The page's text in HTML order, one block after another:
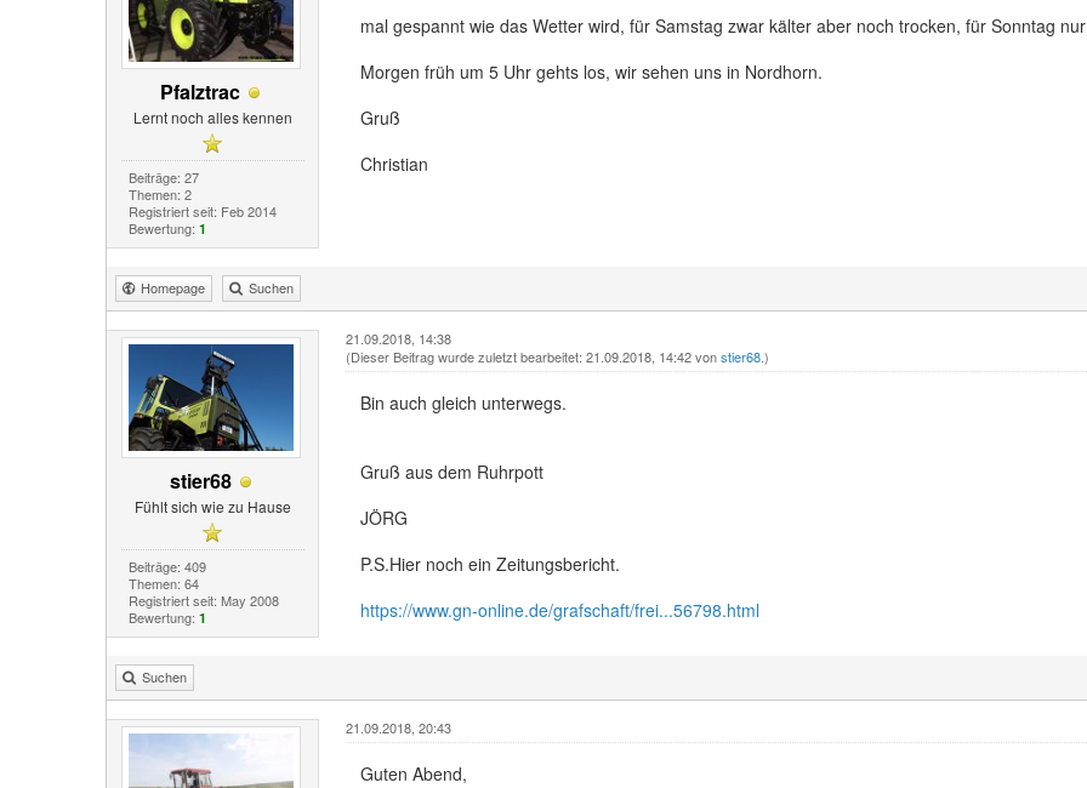
Pfalztrac
Lernt noch alles kennen
Beiträge: 27
Themen: 2
Registriert seit: Feb 2014
Bewertung: 1
mal gespannt wie das Wetter wird, für Samstag zwar kälter aber noch trocken, für Sonntag
Morgen früh um 5 Uhr gehts los, wir sehen uns in Nordhorn.
Gruß
Christian
Homepage Suchen
stier68
Fühlt sich wie zu Hause
Beiträge: 409
Themen: 64
Registriert seit: May 2008
Bewertung: 1
21.09.2018, 14:38
(Dieser Beitrag wurde zuletzt bearbeitet: 21.09.2018, 14:42 vonstier68.)
Bin auch gleich unterwegs.
Gruß aus dem Ruhrpott
JÖRG
P.S.Hier noch ein Zeitungsbericht.
https://www.gn-online.de/grafschaft/frei...56798.html
Suchen
21.09.2018, 20:43
Guten Abend,